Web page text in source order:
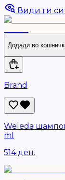
Види ги
Додади во
Brand
Weleda
ml
514 ден.